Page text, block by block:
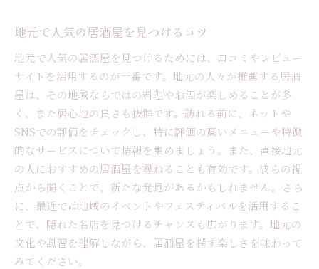
地元で人気の居酒屋を見つけるコツ
地元で人気の居酒屋を見つけるためには、口コミやレビュー
サイトを活用するのが一番です。地元の人々が推薦する居酒
屋は、その地域ならではの料理やお酒が楽しめることが多
く、また居心地の良さも抜群です。訪れる前に、ネットや
SNSでの評価をチェックし、特に評価の高いメニューや特徴
的なサービスについて情報を集めましょう。また、直接地元
の人におすすめの居酒屋を尋ねることも有効です。彼らの視
点から聞くことで、新たな発見があるかもしれません。さら
に、最近では地域のイベントやフェスティバルを活用するこ
とで、隠れた名店を見つけるチャンスも広がります。地元の
文化や風習を理解しながら、居酒屋を探す楽しさを味わって
みてください。